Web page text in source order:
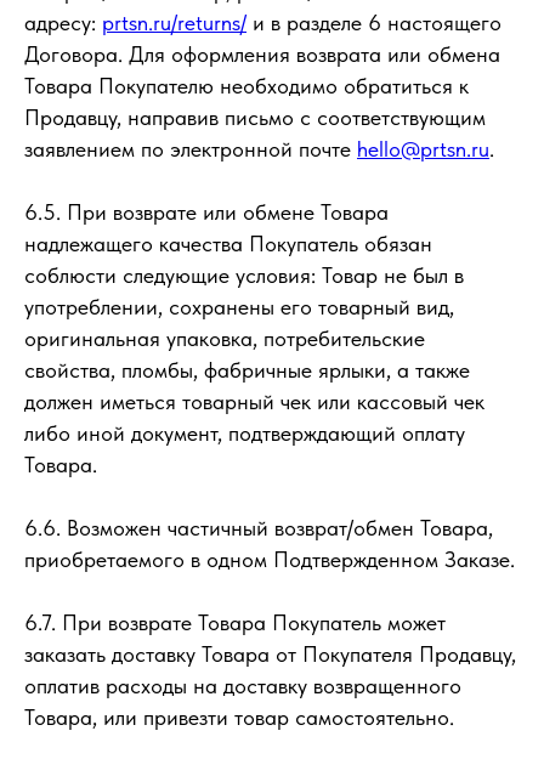
адресу: prtsn.ru/returns/и в разделе 6 настоящего
Договора. Для оформления возврата или обмена
Товара Покупателю необходимо обратиться к
Продавцу, направив письмо с соответствующим
заявлением по электронной почте hello@prtsn.ru.
6.5. При возврате или обмене Товара
надлежащего качества Покупатель обязан
соблюсти следующие условия: Товар не был в
употреблении, сохранены его товарный вид,
оригинальная упаковка, потребительские
свойства, пломбы, фабричные ярлыки, а также
должен иметься товарный чек или кассовый чек
либо иной документ, подтверждающий оплату
Товара.
6.6. Возможен частичный возврат/обмен Товара,
приобретаемого в одном Подтвержденном Заказе.
6.7. При возврате Товара Покупатель может
заказать доставку Товара от Покупателя Продавцу,
оплатив расходы на доставку возвращенного
Товара, или привезти товар самостоятельно.